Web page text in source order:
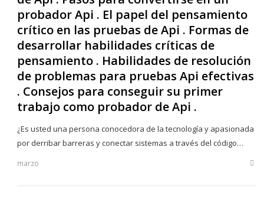
probador Api . El papel del pensamiento
crítico en las pruebas de Api . Formas de
desarrollar habilidades críticas de
pensamiento . Habilidades de resolución
de problemas para pruebas Api efectivas
. Consejos para conseguir su primer
trabajo como probador de Api .
¿Es usted una persona conocedora de la tecnología y apasionada
por derribar barreras y conectar sistemas a través del código…
marzo